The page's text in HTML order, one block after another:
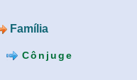
Família
Cônjuge